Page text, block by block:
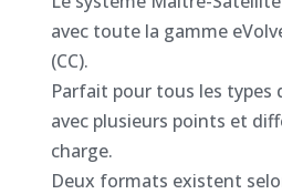
avec toute la gamme
(CC).
Parfait pour tous les types
avec plusieurs points et
charge.
Deux formats existent